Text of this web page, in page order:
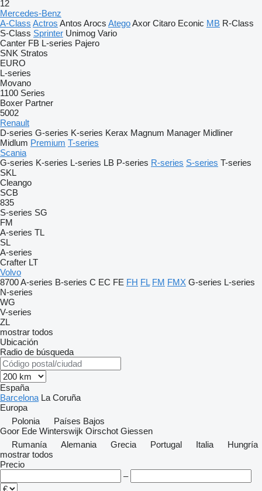
12
Mercedes-Benz
A-Class Actros Antos Arocs AtegoAxor Citaro Econic MB R-Class
S-Class Sprinter Unimog Vario
Canter FB L-series Pajero
SNK Stratos
EURO
L-series
Movano
1100 Series
Boxer Partner
5002
Renault
D-series G-series K-series Kerax Magnum Manager Midliner
Midlum Premium T-series
Scania
G-series K-series L-series LB P-series R-series S-series T-series
SKL
Cleango
SCB
835
S-series SG
FM
A-series TL
SL
A-series
Crafter LT
Volvo
8700A-series B-series C EC FE FH FL FM FMX G-series L-series
N-series
WG
V-series
ZL
mostrar todos
Ubicación
Radio de búsqueda
España
Barcelona La Coruña
Europa
Polonia
Países Bajos
Goor Ede Winterswijk Oirschot Giessen
Rumanía
Alemania Grecia Portugal Italia
Hungría
mostrar todos
Precio
–